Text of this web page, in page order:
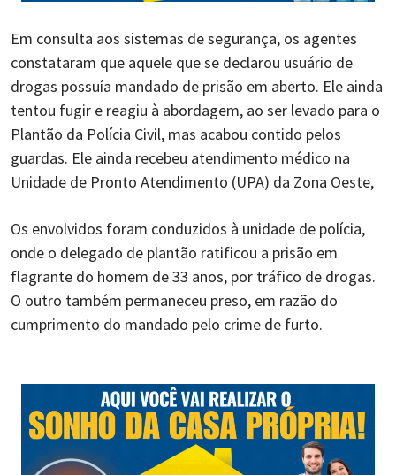
Em consulta aos sistemas de segurança, os agentes
constataram que aquele que se declarou usuário de
drogas possuía mandado de prisão em aberto. Ele ainda
tentou fugir e reagiu à abordagem, ao ser levado para o
Plantão da Polícia Civil, mas acabou contido pelos
guardas. Ele ainda recebeu atendimento médico na
Unidade de Pronto Atendimento (UPA) da Zona Oeste,
Os envolvidos foram conduzidos à unidade de polícia,
onde o delegado de plantão ratificou a prisão em
flagrante do homem de 33 anos, por tráfico de drogas.
O outro também permaneceu preso, em razão do
cumprimento do mandado pelo crime de furto.